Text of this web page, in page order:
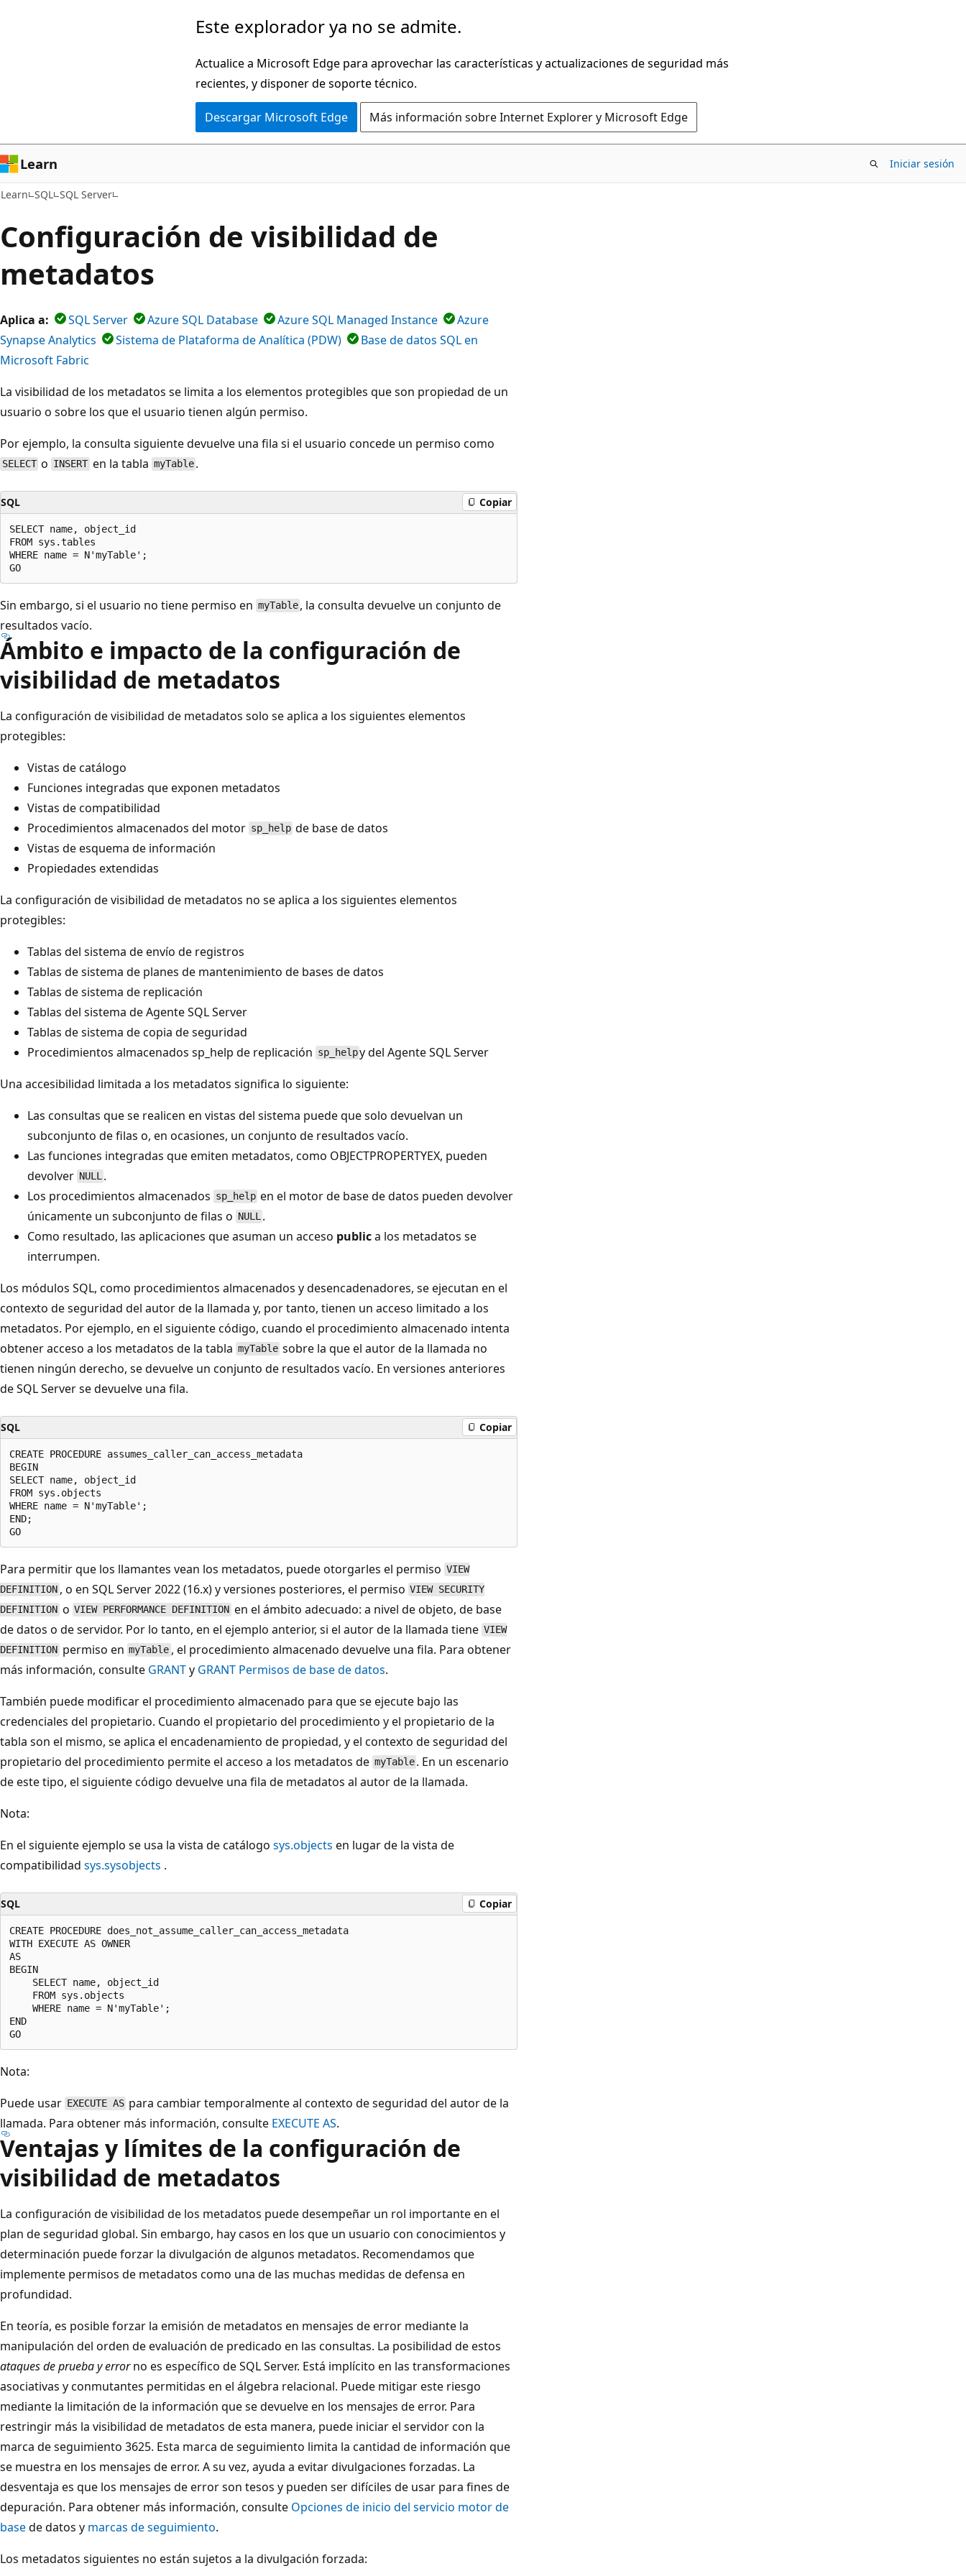
Este explorador ya no se admite.
Actualice a Microsoft Edge para aprovechar las características y actualizaciones de seguridad más
recientes, y disponer de soporte técnico.
Descargar Microsoft Edge Más información sobre Internet Explorer y Microsoft Edge
Learn Iniciar sesión
Learn SQL SQL Server
Configuración de visibilidad de
metadatos
Aplica a: SQL Server Azure SQL Database Azure SQL Managed Instance
Azure
Synapse Analytics
Sistema de Plataforma de Analítica (PDW)
Base de datos SQL en
Microsoft Fabric
La visibilidad de los metadatos se limita a los elementos protegibles que son propiedad de un
usuario o sobre los que el usuario tienen algún permiso.
Por ejemplo, la consulta siguiente devuelve una fila si el usuario concede un permiso como
SELECT o INSERT en la tabla myTable .
SQL Copiar
SELECT name, object_id
FROM sys.tables
WHERE name = N'myTable';
Sin embargo, si el usuario no tiene permiso en myTable , la consulta devuelve un conjunto de
resultados vacío.
Ámbito e impacto de la configuración de
visibilidad de metadatos
La configuración de visibilidad de metadatos solo se aplica a los siguientes elementos
protegibles:
Vistas de catálogo
Funciones integradas que exponen metadatos
Vistas de compatibilidad
Procedimientos almacenados del motor sp_help de base de datos
Vistas de esquema de información
Propiedades extendidas
La configuración de visibilidad de metadatos no se aplica a los siguientes elementos
protegibles:
Tablas del sistema de envío de registros
Tablas de sistema de planes de mantenimiento de bases de datos
Tablas de sistema de replicación
Tablas del sistema de Agente SQL Server
Tablas de sistema de copia de seguridad
Procedimientos almacenados sp_help de replicación sp_helpy del Agente SQL Server
Una accesibilidad limitada a los metadatos significa lo siguiente:
Las consultas que se realicen en vistas del sistema puede que solo devuelvan un
subconjunto de filas o, en ocasiones, un conjunto de resultados vacío.
Las funciones integradas que emiten metadatos, como OBJECTPROPERTYEX, pueden
devolver NULL .
Los procedimientos almacenados sp_help en el motor de base de datos pueden devolver
únicamente un subconjunto de filas o NULL .
Como resultado, las aplicaciones que asuman un acceso publica los metadatos se
interrumpen.
Los módulos SQL, como procedimientos almacenados y desencadenadores, se ejecutan en el
contexto de seguridad del autor de la llamada y, por tanto, tienen un acceso limitado a los
metadatos. Por ejemplo, en el siguiente código, cuando el procedimiento almacenado intenta
obtener acceso a los metadatos de la tabla myTable sobre la que el autor de la llamada no
tienen ningún derecho, se devuelve un conjunto de resultados vacío. En versiones anteriores
de SQL Server se devuelve una fila.
SQL Copiar
CREATE PROCEDURE assumes_caller_can_access_metadata
BEGIN
SELECT name, object_id
FROM sys.objects
WHERE name = N'myTable';
END;
Para permitir que los llamantes vean los metadatos, puede otorgarles el permiso VIEW
DEFINITION , o en SQL Server 2022 (16.x) y versiones posteriores, el permiso VIEW SECURITY
DEFINITION o VIEW PERFORMANCE DEFINITION en el ámbito adecuado: a nivel de objeto, de base
de datos o de servidor. Por lo tanto, en el ejemplo anterior, si el autor de la llamada tiene VIEW
DEFINITIONpermiso en myTable , el procedimiento almacenado devuelve una fila. Para obtener
más información, consulte GRANTy GRANT Permisos de base de datos.
También puede modificar el procedimiento almacenado para que se ejecute bajo las
credenciales del propietario. Cuando el propietario del procedimiento y el propietario de la
tabla son el mismo, se aplica el encadenamiento de propiedad, y el contexto de seguridad del
propietario del procedimiento permite el acceso a los metadatos de myTable . En un escenario
de este tipo, el siguiente código devuelve una fila de metadatos al autor de la llamada.
Nota:
En el siguiente ejemplo se usa la vista de catálogo sys.objects en lugar de la vista de
compatibilidad sys.sysobjects .
SQL Copiar
CREATE PROCEDURE does_not_assume_caller_can_access_metadata
WITH EXECUTE AS OWNER
AS
BEGIN
    SELECT name, object_id
    FROM sys.objects
    WHERE name = N'myTable';
END
Nota:
Puede usar EXECUTE AS para cambiar temporalmente al contexto de seguridad del autor de la
llamada. Para obtener más información, consulte EXECUTE AS.
Ventajas y límites de la configuración de
visibilidad de metadatos
La configuración de visibilidad de los metadatos puede desempeñar un rol importante en el
plan de seguridad global. Sin embargo, hay casos en los que un usuario con conocimientos y
determinación puede forzar la divulgación de algunos metadatos. Recomendamos que
implemente permisos de metadatos como una de las muchas medidas de defensa en
profundidad.
En teoría, es posible forzar la emisión de metadatos en mensajes de error mediante la
manipulación del orden de evaluación de predicado en las consultas. La posibilidad de estos
ataques de prueba y errorno es específico de SQL Server. Está implícito en las transformaciones
asociativas y conmutantes permitidas en el álgebra relacional. Puede mitigar este riesgo
mediante la limitación de la información que se devuelve en los mensajes de error. Para
restringir más la visibilidad de metadatos de esta manera, puede iniciar el servidor con la
marca de seguimiento 3625. Esta marca de seguimiento limita la cantidad de información que
se muestra en los mensajes de error. A su vez, ayuda a evitar divulgaciones forzadas. La
desventaja es que los mensajes de error son tesos y pueden ser difíciles de usar para fines de
depuración. Para obtener más información, consulte Opciones de inicio del servicio motor de
basede datos y marcas de seguimiento.
Los metadatos siguientes no están sujetos a la divulgación forzada: